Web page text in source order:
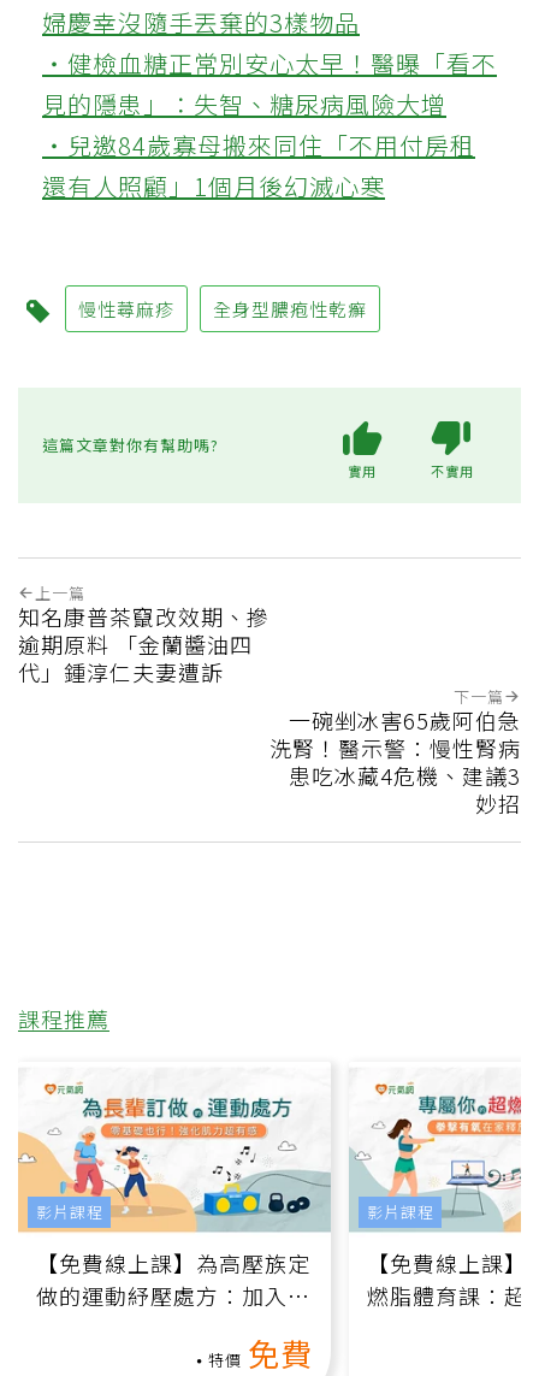
婦慶幸沒隨手丟棄的3樣物品
‧健檢血糖正常別安心太早！醫曝「看不
見的隱患」：失智、糖尿病風險大增
‧兒邀84歲寡母搬來同住「不用付房租
還有人照顧」1個月後幻滅心寒
慢性蕁麻疹 全身型膿疱性乾癬
這篇文章對你有幫助嗎?
實用 不實用
上一篇
知名康普茶竄改效期、摻
逾期原料 「金蘭醬油四
代」鍾淳仁夫妻遭訴
下一篇
一碗剉冰害65歲阿伯急
洗腎！醫示警：慢性腎病
患吃冰藏4危機、建議3
妙招
課程推薦
【免費線上課】為高壓族定
做的運動紓壓處方：加入行
特價 免費
影片課程
【免費線上課
燃脂體育課：超
影片課程